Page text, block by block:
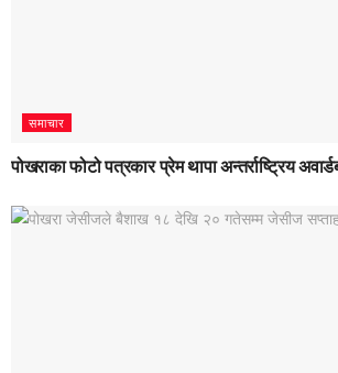
समाचार
पोखराका फोटो पत्रकार प्रेम थापा अन्तर्राष्ट्रिय